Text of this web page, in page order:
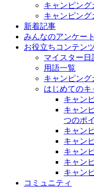
キャンピング
キャンピング
新着記事
みんなのアンケート
お役立ちコンテン
マイスター日
用語一覧
キャンピング
はじめてのキ
キャン
キャン
つのポ
キャン
キャン
キャン
キャン
キャン
コミュニティ